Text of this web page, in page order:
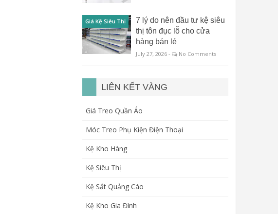
Giá Kệ Siêu Thị
7 lý do nên đầu tư kệ siêu
thị tôn đục lỗ cho cửa
hàng bán lẻ
July 27, 2026 - No Comments
LIÊN KẾT VÀNG
Giá Treo Quần Áo
Móc Treo Phụ Kiện Điện Thoại
Kệ Kho Hàng
Kệ Siêu Thị
Kệ Sắt Quảng Cáo
Kệ Kho Gia Đình